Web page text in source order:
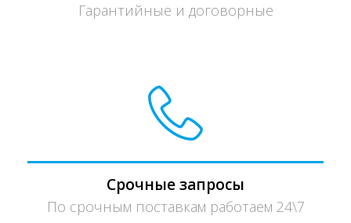
Гарантийные и договорные
Срочные запросы
По срочным поставкам работаем 24\7